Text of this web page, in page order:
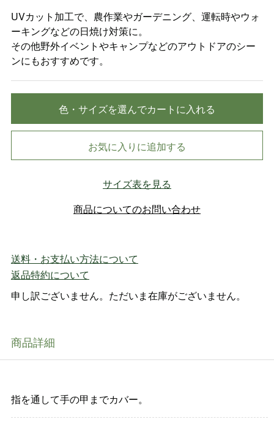
UVカット加工で、農作業やガーデニング、運転時やウォ
ーキングなどの日焼け対策に。
その他野外イベントやキャンプなどのアウトドアのシー
ンにもおすすめです。
色・サイズを選んでカートに入れる
お気に入りに追加する
サイズ表を見る
商品についてのお問い合わせ
送料・お支払い方法について
返品特約について
申し訳ございません。ただいま在庫がございません。
商品詳細
指を通して手の甲までカバー。